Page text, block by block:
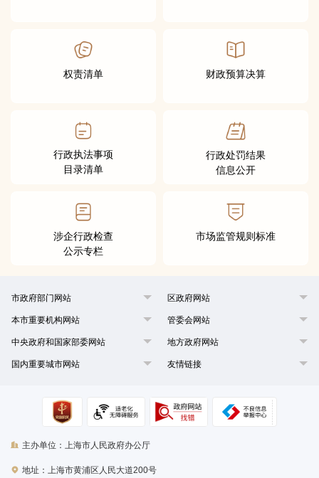
权责清单 财政预算决算
行政执法事项
目录清单
行政处罚结果
信息公开
涉企行政检查
公示专栏
市场监管规则标准
市政府部门网站 区政府网站
本市重要机构网站 管委会网站
中央政府和国家部委网站 地方政府网站
国内重要城市网站 友情链接
主办单位：上海市人民政府办公厅
地址：上海市黄浦区人民大道200号